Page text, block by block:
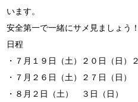
います。
安全第一で一緒にサメ見ましょう！
日程
・７月１９日（土）２０日（日）
・７月２６日（土）２７日（日）
・８月２日（土） ３日（日）